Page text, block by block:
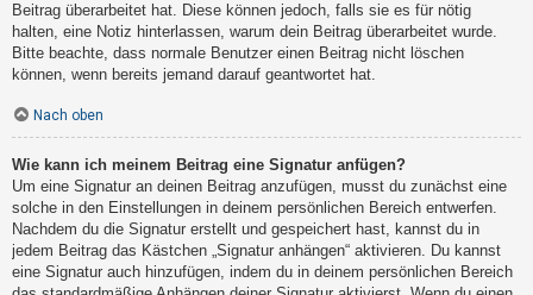
Beitrag überarbeitet hat. Diese können jedoch, falls sie es für nötig
halten, eine Notiz hinterlassen, warum dein Beitrag überarbeitet wurde.
Bitte beachte, dass normale Benutzer einen Beitrag nicht löschen
können, wenn bereits jemand darauf geantwortet hat.
Nach oben
Wie kann ich meinem Beitrag eine Signatur anfügen?
Um eine Signatur an deinen Beitrag anzufügen, musst du zunächst eine
solche in den Einstellungen in deinem persönlichen Bereich entwerfen.
Nachdem du die Signatur erstellt und gespeichert hast, kannst du in
jedem Beitrag das Kästchen „Signatur anhängen“ aktivieren. Du kannst
eine Signatur auch hinzufügen, indem du in deinem persönlichen Bereich